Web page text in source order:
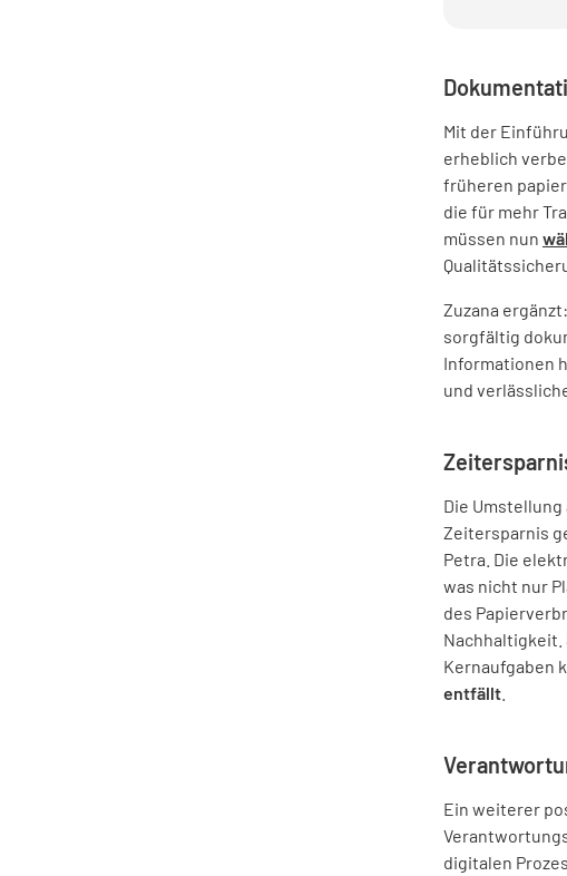
Mit der
erheblich
früheren
die für mehr
müssen nun
Zuzana
sorgfältig
Informationen
und
Die
Zeitersparnis
Petra. Die
was nicht nur
des
Nachhaltigkeit.
Kernaufgaben
entfällt.
Ein weiterer
digitalen